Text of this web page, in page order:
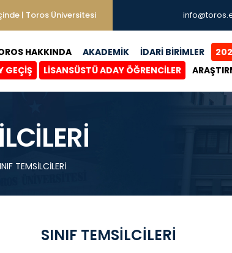
| Toros Üniversitesi
HAKKINDA AKADEMİK İDARİ BİRİMLER
GEÇİŞ
LİSANSÜSTÜ ADAY ÖĞRENCİLER
TEMSİLCİLERİ
SINIF TEMSİLCİLERİ